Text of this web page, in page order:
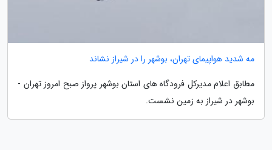
مه شدید هواپیمای تهران، بوشهر را در شیراز نشاند
مطابق اعلام مدیرکل فرودگاه های استان بوشهر پرواز صبح امروز تهران -
بوشهر در شیراز به زمین نشست.